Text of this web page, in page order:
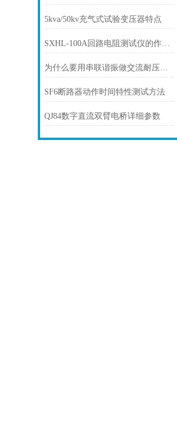
5kva/50kv充气式试验变压器特点
SXHL-100A回路电阻测试仪的作用是什么？
为什么要用串联谐振做交流耐压试验？
SF6断路器动作时间特性测试方法
QJ84数字直流双臂电桥详细参数